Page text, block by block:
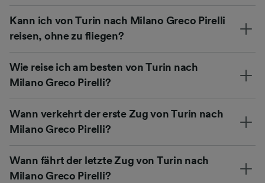
Kann ich von Turin nach Milano Greco Pirelli
reisen, ohne zu fliegen?
Wie reise ich am besten von Turin nach
Milano Greco Pirelli?
Wann verkehrt der erste Zug von Turin nach
Milano Greco Pirelli?
Wann fährt der letzte Zug von Turin nach
Milano Greco Pirelli?